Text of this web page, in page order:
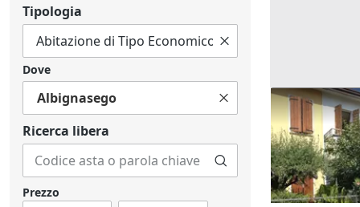
Tipologia
Dove
Albignasego
Ricerca libera
Prezzo
Asta
cortile e
195.000 €
20/10/2026